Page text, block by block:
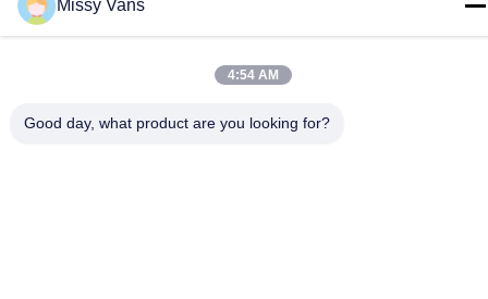
Tél
Missy Vans
4:54 AM
Good day, what product are you looking for?